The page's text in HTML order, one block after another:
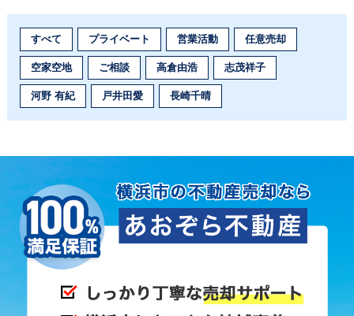
すべて プライベート 営業活動 任意売却
空家空地 ご相談 高倉由浩 志茂祥子
河野 有紀 戸井田愛 長崎千晴